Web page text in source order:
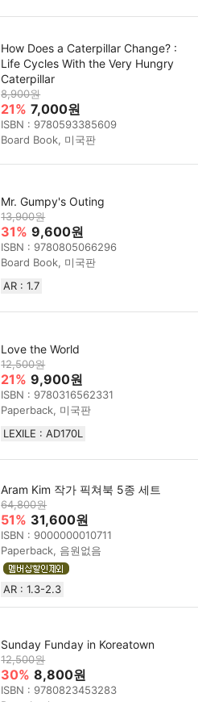
How Does a Caterpillar Change? :
Life Cycles With the Very Hungry
Caterpillar
8,900원
21% 7,000원
ISBN : 9780593385609
Board Book, 미국판
Mr. Gumpy's Outing
13,900원
31% 9,600원
ISBN : 9780805066296
Board Book, 미국판
AR : 1.7
Love the World
12,500원
21% 9,900원
ISBN : 9780316562331
Paperback, 미국판
LEXILE : AD170L
Aram Kim 작가 픽쳐북 5종 세트
64,800원
51% 31,600원
ISBN : 9000000010711
Paperback, 음원없음
AR : 1.3-2.3
Sunday Funday in Koreatown
12,500원
30% 8,800원
ISBN : 9780823453283